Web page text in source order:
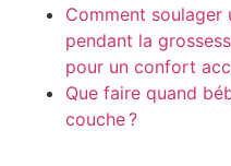
Comment soulager
pendant la
pour un confort
Que faire quand
couche ?